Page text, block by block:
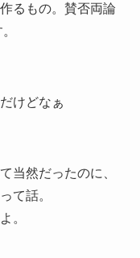
るもの。賛否両論
けどなぁ
当然だったのに、
て話。
。